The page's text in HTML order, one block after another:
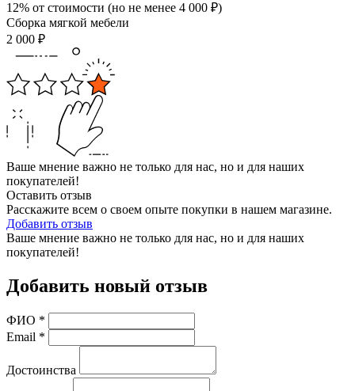
12% от стоимости (но не менее 4 000 ₽)
Сборка мягкой мебели
2 000 ₽
Ваше мнение важно не только для нас, но и для наших
покупателей!
Оставить отзыв
Расскажите всем о своем опыте покупки в нашем магазине.
Добавить отзыв
Ваше мнение важно не только для нас, но и для наших
покупателей!
Добавить новый отзыв
ФИО *
Email *
Достоинства